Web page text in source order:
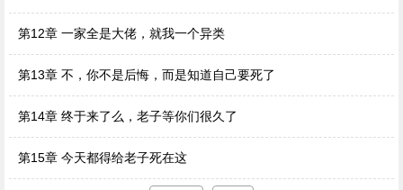
第12章 一家全是大佬，就我一个异类
第13章 不，你不是后悔，而是知道自己要死了
第14章 终于来了么，老子等你们很久了
第15章 今天都得给老子死在这